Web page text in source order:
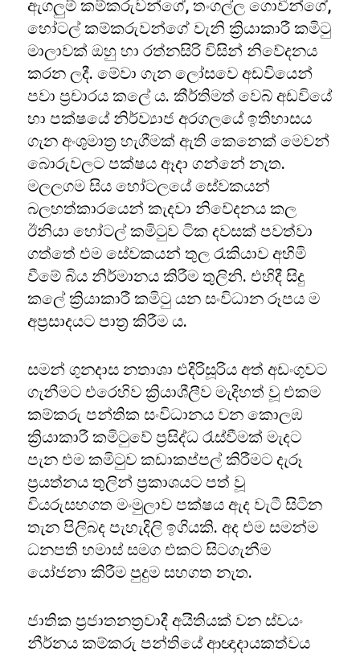
ඇගලුම් කම්කරුවන්ගේ, තංගල්ල ගොවීන්ගේ,
හෝටල් කම්කරුවන්ගේ වැනි ක්‍රියාකාරී කමිටු
මාලාවක් ඔහු හා රත්නසිරි විසින් නිවේදනය
කරන ලදී. මේවා ගැන ලෝසවෙ අඩවියෙන්
පවා ප්‍රචාරය කලේ ය. කීර්තිමත් වෙබ් අඩවියේ
හා පක්ෂයේ නිර්ව්‍යාජ අරගලයේ ඉතිහාසය
ගැන අංශුමාත්‍ර හැගීමක් ඇති කෙනෙක් මෙවන්
බොරුවලට පක්ෂය ඈදා ගන්නේ නැත.
මලලගම සිය හෝටලයේ සේවකයන්
බලහත්කාරයෙන් කැදවා නිවේදනය කල
ඊනියා හෝටල් කමිටුව ටික දවසක් පවත්වා
ගත්තේ එම සේවකයන් තුල රැකියාව අහිමි
වීමේ බිය නිර්මානය කිරීම තුලිනි. එහිදී සිදු
කලේ ක්‍රියාකාරී කමිටු යන සංවිධාන රූපය ම
අප්‍රසාදයට පාත්‍ර කිරීම ය.
සමන් ගුනදාස නතාශා එදිරිසූරිය අත් අඩංගුවට
ගැනීමට එරෙහිව ක්‍රියාශීලීව මැදිහත් වූ එකම
කම්කරු පන්තික සංවිධානය වන කොලඹ
ක්‍රියාකාරී කමිටුවේ ප්‍රසිද්ධ රැස්වීමක් මැදට
පැන එම කමිටුව කඩාකප්පල් කිරීමට දැරූ
ප්‍රයත්නය තුලින් ප්‍රකාශයට පත් වූ
වියරුසහගත මංමුලාව පක්ෂය ඇද වැටී සිටින
තැන පිලිබද පැහැදිලි ඉගියකි. අද එම සමන්ම
ධනපති හමාස් සමග එකට සිටගැනීම
යෝජනා කිරීම පුදුම සහගත නැත.
ජාතික ප්‍රජාතනත්‍රවාදී අයිතියක් වන ස්වයං
නීර්නය කම්කරු පන්තියේ ආඥාදායකත්වය